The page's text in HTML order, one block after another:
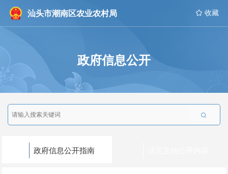
汕头市潮南区农业农村局  收藏
政府信息公开

政府信息公开指南